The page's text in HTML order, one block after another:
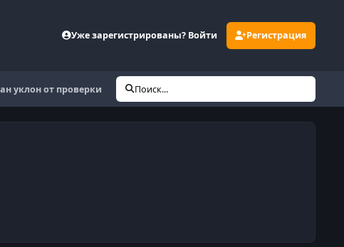
Уже зарегистрированы? Войти Регистрация
уклон от проверки Поиск...